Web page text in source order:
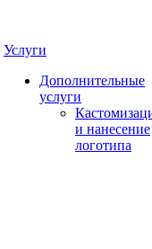
Услуги
Дополнительные
услуги
и нанесение
логотипа